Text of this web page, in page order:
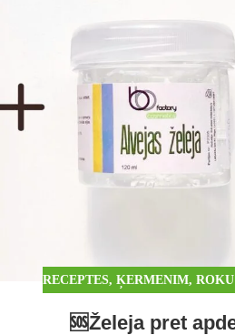
RECEPTES, ĶERMENIM,
🆘Želeja pret